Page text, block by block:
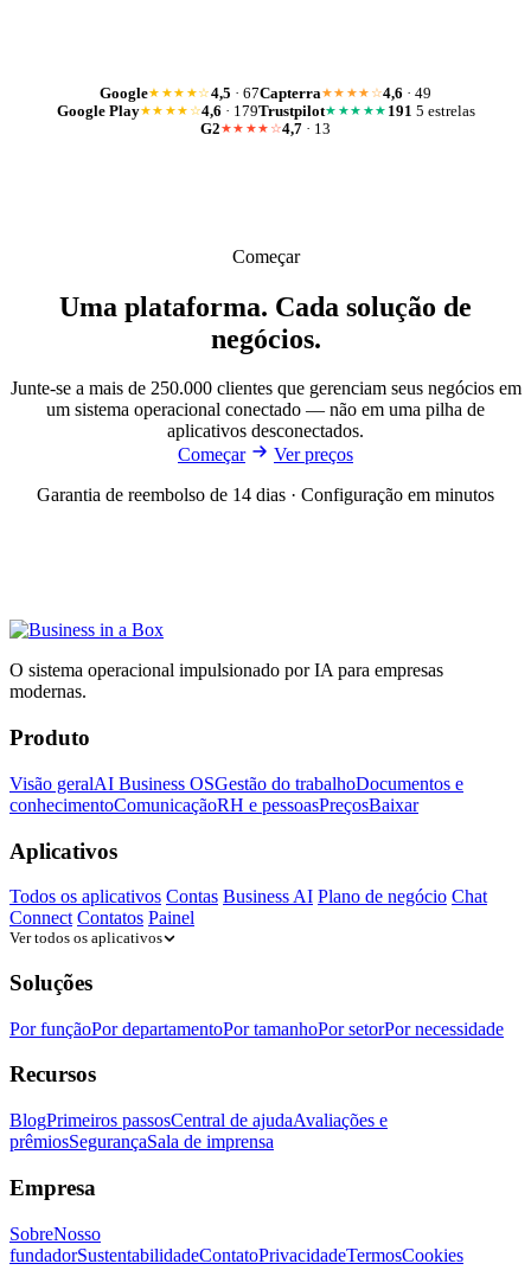
Google★★★★☆4,5 · 67Capterra★★★★☆4,6 · 49
Google Play★★★★☆4,6 · 179Trustpilot★★★★★ 191 5 estrelas
G2★★★★☆4,7 · 13
Começar
Uma plataforma. Cada solução de
negócios.
Junte-se a mais de 250.000 clientes que gerenciam seus negócios em
um sistema operacional conectado — não em uma pilha de
aplicativos desconectados.
Começar
Ver preços
Garantia de reembolso de 14 dias · Configuração em minutos
O sistema operacional impulsionado por IA para empresas
modernas.
Produto
Visão geralAI Business OSGestão do trabalhoDocumentos e
conhecimentoComunicaçãoRH e pessoasPreçosBaixar
Aplicativos
Todos os aplicativos Contas Business AI Plano de negócio Chat
Connect Contatos Painel
Ver todos os aplicativos
Soluções
Por funçãoPor departamentoPor tamanhoPor setorPor necessidade
Recursos
BlogPrimeiros passosCentral de ajudaAvaliações e
prêmiosSegurançaSala de imprensa
Empresa
SobreNosso
fundadorSustentabilidadeContatoPrivacidadeTermosCookies